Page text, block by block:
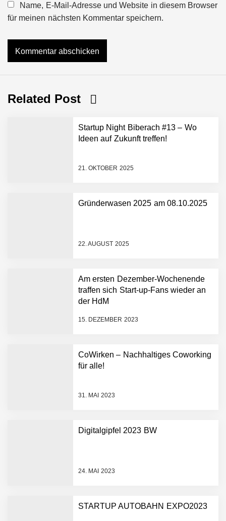
Name, E-Mail-Adresse und Website in diesem Browser
für meinen nächsten Kommentar speichern.
Related Post
Startup Night Biberach #13 – Wo
Ideen auf Zukunft treffen!
21. OKTOBER 2025
Gründerwasen 2025 am 08.10.2025
22. AUGUST 2025
Am ersten Dezember-Wochenende
traffen sich Start-up-Fans wieder an
der HdM
15. DEZEMBER 2023
CoWirken – Nachhaltiges Coworking
für alle!
31. MAI 2023
Digitalgipfel 2023 BW
24. MAI 2023
STARTUP AUTOBAHN EXPO2023
Dollar bekannt, um den
Plattform zu beschleunigen
Amazon Web Services
starten strategische
AI breit auszurollen
Humanoider Roboter bringt
Hightech ins Stadion
FiniteNow ermöglicht
Entwicklungsprozesse